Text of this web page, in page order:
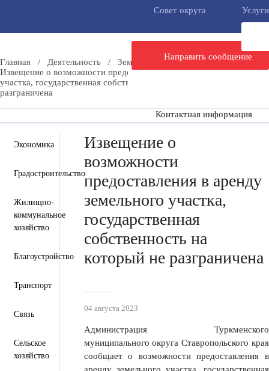
Совет округа Услуги
Направить сообщение
Контактная информация
Деятельность
Главная / Деятельность / Земельный комплекс Торги
/
Извещение о возможности предоставления в аренду земельного
участка, государственная собственность на который не
разграничена
Экономика
Градостроительство
Жилищно-
коммунальное
хозяйство
Благоустройство
Транспорт
Связь
Сельское
хозяйство
Извещение о
возможности
предоставления в аренду
земельного участка,
государственная
собственность на
который не разграничена
04 августа 2023
Администрация Туркменского
муниципального округа Ставропольского края
сообщает о возможности предоставления в